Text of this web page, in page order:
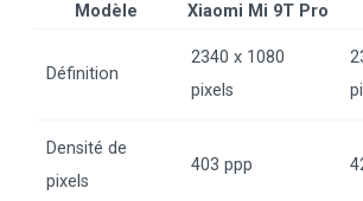
Modèle Xiaomi Mi 9T Pro
Définition
2340 x 1080
pixels
Densité de
pixels
403 ppp